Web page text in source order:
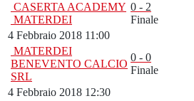
CASERTA ACADEMY
MATERDEI
0 - 2
Finale
4 Febbraio 2018 11:00
MATERDEI
BENEVENTO CALCIO
SRL
0 - 0
Finale
4 Febbraio 2018 12:30